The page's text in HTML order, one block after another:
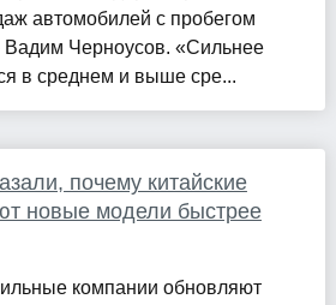
автомобилей с пробегом
Черноусов. «Сильнее
в среднем и выше сре...
почему китайские
новые модели быстрее
компании обновляют